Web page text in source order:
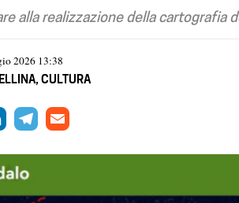
alla realizzazione della cartografia
2026 13:38
, CULTURA
n